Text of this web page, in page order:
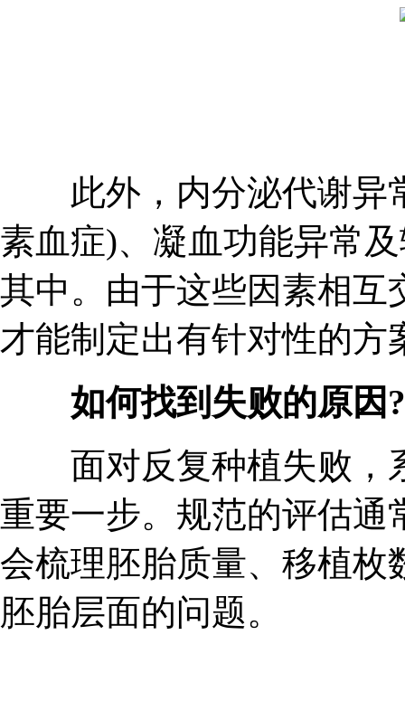
此外，内分泌代谢异
素血症)、凝血功能异常
其中。由于这些因素相互
才能制定出有针对性的方
如何找到失败的原因?
面对反复种植失败，
重要一步。规范的评估通
会梳理胚胎质量、移植枚
胚胎层面的问题。